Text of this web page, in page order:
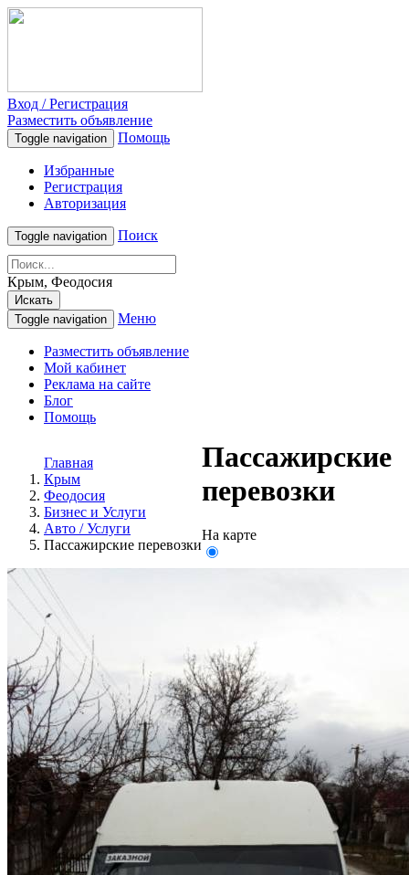
Вход / Регистрация
Разместить объявление
Toggle navigation Помощь
Избранные
Регистрация
Авторизация
Toggle navigation Поиск
Крым, Феодосия
Искать
Toggle navigation
Меню
Разместить объявление
Мой кабинет
Реклама на сайте
Блог
Помощь
Главная
Крым
Феодосия
Бизнес и Услуги
Авто / Услуги
Пассажирские перевозки
Пассажирские
перевозки
На карте